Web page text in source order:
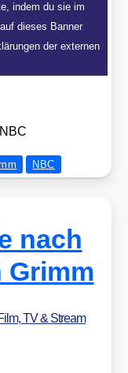
indem du sie im
dieses Banner
der externen
NBC
nach
Grimm
TV & Stream